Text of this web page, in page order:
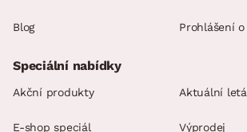
Blog Prohlášení
Speciální nabídky
Akční produkty Aktuální
E-shop speciál Výprodej